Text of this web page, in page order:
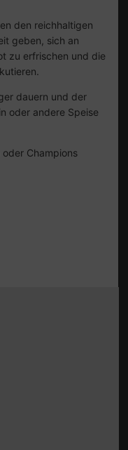
den reichhaltigen
geben, sich an
zu erfrischen und die
dauern und der
oder andere Speise
Champions